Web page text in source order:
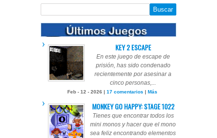
KEY 2 ESCAPE
En este juego de escape de
prisión, has sido condenado
recientemente por asesinar a
cinco personas,...
Feb - 12 - 2026 | 17 comentarios | Más
MONKEY GO HAPPY: STAGE 1022
Tienes que encontrar todos los
mini monos y hacer que el mono
sea feliz encontrando elementos